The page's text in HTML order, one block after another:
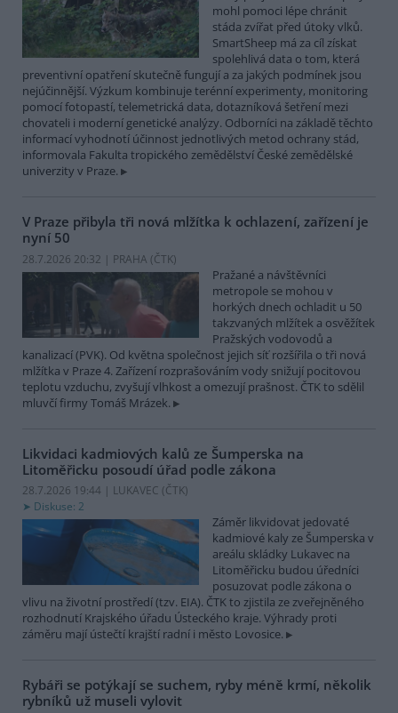
mohl pomoci lépe chránit
stáda zvířat před útoky vlků.
SmartSheep má za cíl získat
spolehlivá data o tom, která
preventivní opatření skutečně fungují a za jakých podmínek jsou
nejúčinnější. Výzkum kombinuje terénní experimenty, monitoring
pomocí fotopastí, telemetrická data, dotazníková šetření mezi
chovateli i moderní genetické analýzy. Odborníci na základě těchto
informací vyhodnotí účinnost jednotlivých metod ochrany stád,
informovala Fakulta tropického zemědělství České zemědělské
univerzity v Praze.
V Praze přibyla tři nová mlžítka k ochlazení, zařízení je
nyní 50
28.7.2026 20:32 | PRAHA (ČTK)
Pražané a návštěvníci
metropole se mohou v
horkých dnech ochladit u 50
takzvaných mlžítek a osvěžítek
Pražských vodovodů a
kanalizací (PVK). Od května společnost jejich síť rozšířila o tři nová
mlžítka v Praze 4. Zařízení rozprašováním vody snižují pocitovou
teplotu vzduchu, zvyšují vlhkost a omezují prašnost. ČTK to sdělil
mluvčí firmy Tomáš Mrázek.
Likvidaci kadmiových kalů ze Šumperska na
Litoměřicku posoudí úřad podle zákona
28.7.2026 19:44 | LUKAVEC (ČTK)
Diskuse: 2
Záměr likvidovat jedovaté
kadmiové kaly ze Šumperska v
areálu skládky Lukavec na
Litoměřicku budou úředníci
posuzovat podle zákona o
vlivu na životní prostředí (tzv. EIA). ČTK to zjistila ze zveřejněného
rozhodnutí Krajského úřadu Ústeckého kraje. Výhrady proti
záměru mají ústečtí krajští radní i město Lovosice.
Rybáři se potýkají se suchem, ryby méně krmí, několik
rybníků už museli vylovit